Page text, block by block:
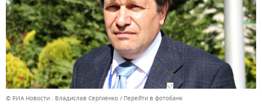
© РИА Новости . Владислав Сергиенко Перейти в фотобанк